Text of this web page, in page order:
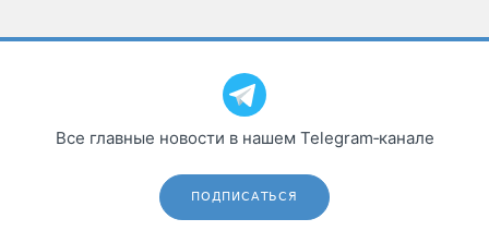
Все главные новости в нашем Telegram‑канале
ПОДПИСАТЬСЯ